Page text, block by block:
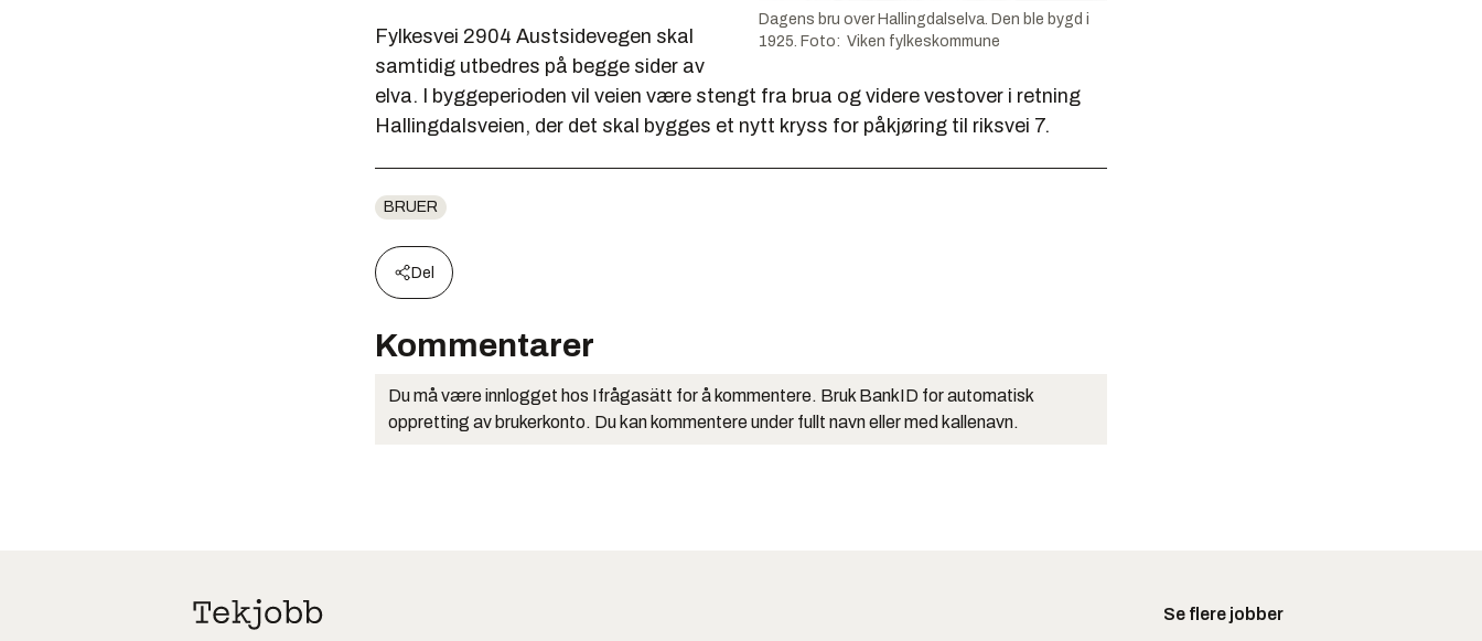
Dagens bru over Hallingdalselva. Den ble bygd i
1925. Foto: Viken fylkeskommune
Fylkesvei 2904 Austsidevegen skal
samtidig utbedres på begge sider av
elva. I byggeperioden vil veien være stengt fra brua og videre vestover i retning
Hallingdalsveien, der det skal bygges et nytt kryss for påkjøring til riksvei 7.
BRUER
Del
Kommentarer
Du må være innlogget hos Ifrågasätt for å kommentere. Bruk BankID for automatisk
oppretting av brukerkonto. Du kan kommentere under fullt navn eller med kallenavn.
Se flere jobber